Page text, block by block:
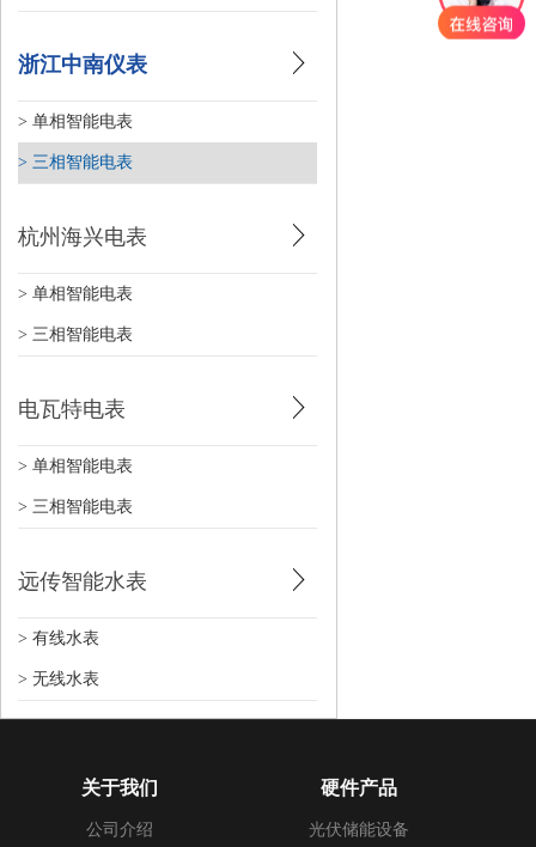
浙江中南仪表
> 单相智能电表
> 三相智能电表
杭州海兴电表
> 单相智能电表
> 三相智能电表
电瓦特电表
> 单相智能电表
> 三相智能电表
远传智能水表
> 有线水表
> 无线水表
关于我们
公司介绍
硬件产品
光伏储能设备